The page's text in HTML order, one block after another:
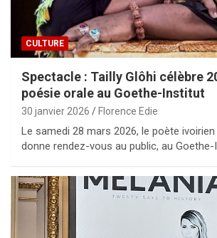
CULTURE
Spectacle : Tailly Glôhi célèbre
poésie orale au Goethe-Institut
30 janvier 2026 Florence Edie
Le samedi 28 mars 2026, le poète ivoirien
donne rendez-vous au public, au